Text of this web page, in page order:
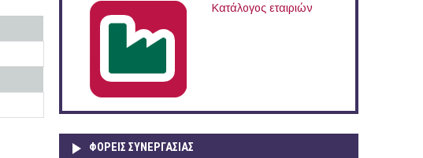
Κατάλογος εταιριών
ΦΟΡΕΙΣ ΣΥΝΕΡΓΑΣΙΑΣ